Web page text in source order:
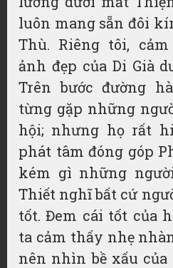
luôn mang sẵn đôi
Thù. Riêng tôi,
ảnh đẹp của Di Già
Trên bước đường
từng gặp những
hội; nhưng họ rất
phát tâm đóng góp
kém gì những
Thiết nghĩ bất cứ
tốt. Đem cái tốt của
ta cảm thấy nhẹ
nên nhìn bề xấu